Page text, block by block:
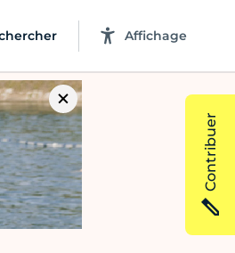
Affichage
Contribuer